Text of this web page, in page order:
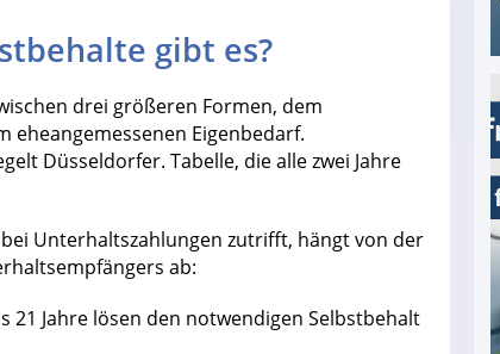
gibt es?
drei größeren Formen, dem
eheangemessenen Eigenbedarf.
Düsseldorfer. Tabelle, die alle zwei Jahre
Unterhaltszahlungen zutrifft, hängt von der
ab:
Jahre lösen den notwendigen Selbstbehalt
Arbeitslosengeld: Wofür bekommt man es